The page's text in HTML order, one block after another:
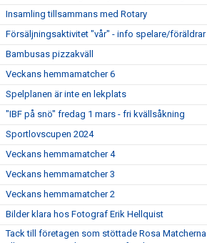
Insamling tillsammans med Rotary
Försäljningsaktivitet "vår" - info spelare/föräldrar
Bambusas pizzakväll
Veckans hemmamatcher 6
Spelplanen är inte en lekplats
"IBF på snö" fredag 1 mars - fri kvällsåkning
Sportlovscupen 2024
Veckans hemmamatcher 4
Veckans hemmamatcher 3
Veckans hemmamatcher 2
Bilder klara hos Fotograf Erik Hellquist
Tack till företagen som stöttade Rosa Matcherna